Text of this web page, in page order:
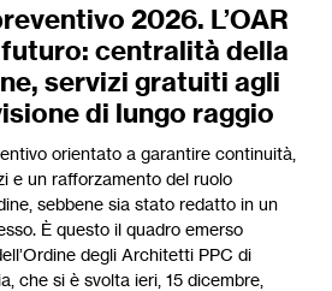
2026. L’OAR
centralità della
servizi gratuiti agli
di lungo raggio
orientato a garantire continuità,
e un rafforzamento del ruolo
sebbene sia stato redatto in un
È questo il quadro emerso
degli Architetti PPC di
che si è svolta ieri, 15 dicembre,